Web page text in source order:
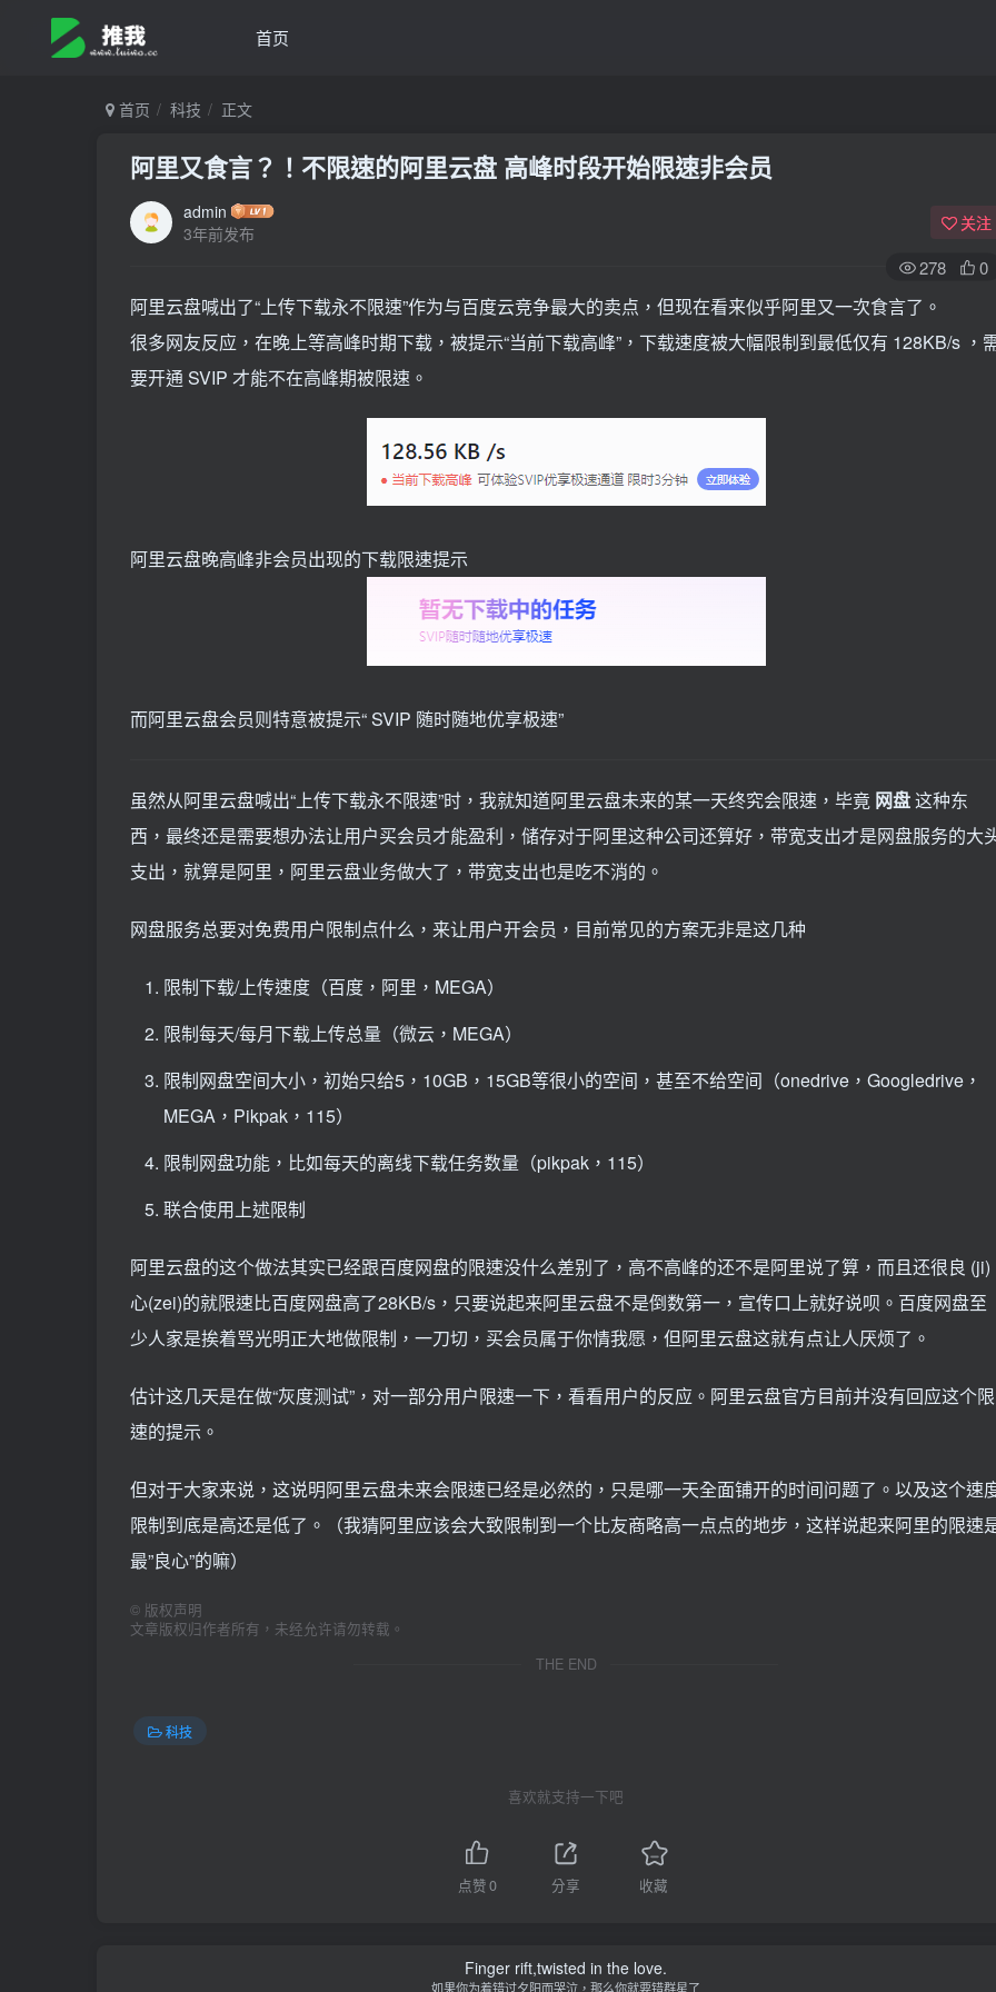
首页
首页 科技 正文
阿里又食言？！不限速的阿里云盘 高峰时段开始限速非会员
admin
3年前发布
关注
278 0
阿里云盘喊出了“上传下载永不限速”作为与百度云竞争最大的卖点，但现在看来似乎阿里又一次食言了。
很多网友反应，在晚上等高峰时期下载，被提示“当前下载高峰”，下载速度被大幅限制到最低仅有 128KB/s ，
要开通 SVIP 才能不在高峰期被限速。
阿里云盘晚高峰非会员出现的下载限速提示
而阿里云盘会员则特意被提示“ SVIP 随时随地优享极速”
虽然从阿里云盘喊出“上传下载永不限速”时，我就知道阿里云盘未来的某一天终究会限速，毕竟 网盘这种东
西，最终还是需要想办法让用户买会员才能盈利，储存对于阿里这种公司还算好，带宽支出才是网盘服务的大
支出，就算是阿里，阿里云盘业务做大了，带宽支出也是吃不消的。
网盘服务总要对免费用户限制点什么，来让用户开会员，目前常见的方案无非是这几种
限制下载/上传速度（百度，阿里，MEGA）
限制每天/每月下载上传总量（微云，MEGA）
限制网盘空间大小，初始只给5，10GB，15GB等很小的空间，甚至不给空间（onedrive，Googledrive，
MEGA，Pikpak，115）
限制网盘功能，比如每天的离线下载任务数量（pikpak，115）
联合使用上述限制
阿里云盘的这个做法其实已经跟百度网盘的限速没什么差别了，高不高峰的还不是阿里说了算，而且还很良 (ji)
心(zei)的就限速比百度网盘高了28KB/s，只要说起来阿里云盘不是倒数第一，宣传口上就好说呗。百度网盘至
少人家是挨着骂光明正大地做限制，一刀切，买会员属于你情我愿，但阿里云盘这就有点让人厌烦了。
估计这几天是在做“灰度测试”，对一部分用户限速一下，看看用户的反应。阿里云盘官方目前并没有回应这个限
速的提示。
但对于大家来说，这说明阿里云盘未来会限速已经是必然的，只是哪一天全面铺开的时间问题了。以及这个速
限制到底是高还是低了。（我猜阿里应该会大致限制到一个比友商略高一点点的地步，这样说起来阿里的限速
最”良心”的嘛）
© 版权声明
文章版权归作者所有，未经允许请勿转载。
THE END
科技
喜欢就支持一下吧
点赞0 分享 收藏
Finger rift,twisted in the love.
如果你为着错过夕阳而哭泣，那么你就要错群星了